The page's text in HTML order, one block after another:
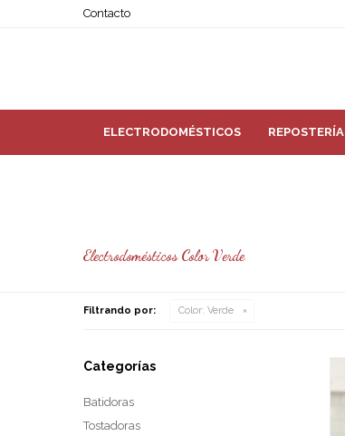
ELECTRODOMÉSTICOS REPOSTERÍA
Contacto
Electrodomésticos Color Verde
Filtrando por: Color: Verde
Categorías
Batidoras
Tostadoras